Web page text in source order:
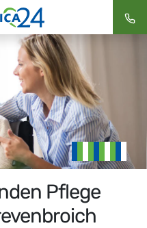
Pflege